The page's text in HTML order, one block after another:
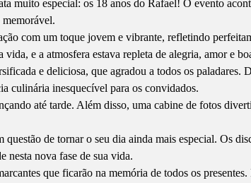
muito especial: os 18 anos do Rafael! O evento
com um toque jovem e vibrante, refletindo
e a atmosfera estava repleta de alegria, amor e
e deliciosa, que agradou a todos os paladares.
culinária inesquecível para os convidados.
até tarde. Além disso, uma cabine de fotos
de tornar o seu dia ainda mais especial. Os
nesta nova fase de sua vida.
que ficarão na memória de todos os